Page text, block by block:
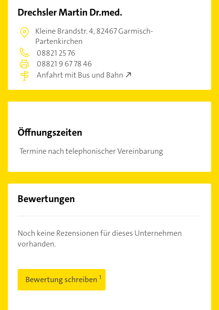
Drechsler Martin Dr.med.
Kleine Brandstr. 4,82467 Garmisch-
Partenkirchen
08821 25 76
08821 9 67 78 46
Anfahrt mit Bus und Bahn
Öffnungszeiten
Termine nach telephonischer Vereinbarung
Bewertungen
Noch keine Rezensionen für dieses Unternehmen
vorhanden.
Bewertung schreiben